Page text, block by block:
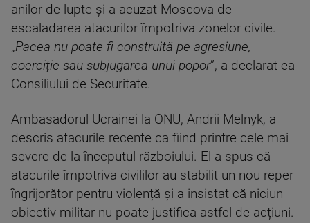
anilor de lupte și a acuzat Moscova de
escaladarea atacurilor împotriva zonelor civile.
„Pacea nu poate fi construită pe agresiune,
coerciție sau subjugarea unui popor”, a declarat ea
Consiliului de Securitate.
Ambasadorul Ucrainei la ONU, Andrii Melnyk, a
descris atacurile recente ca fiind printre cele mai
severe de la începutul războiului. El a spus că
atacurile împotriva civililor au stabilit un nou reper
îngrijorător pentru violență și a insistat că niciun
obiectiv militar nu poate justifica astfel de acțiuni.